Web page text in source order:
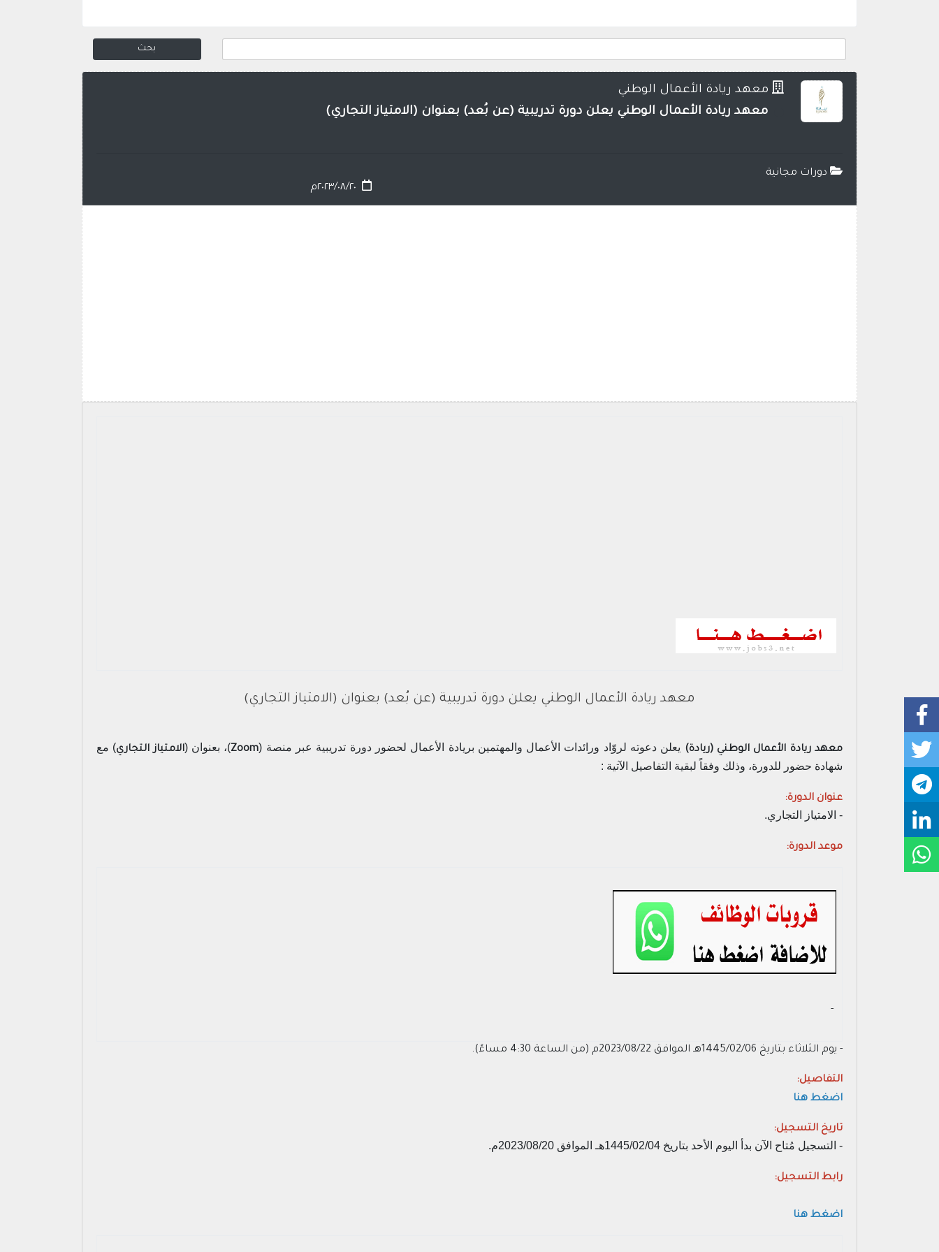
معهد ريادة الأعمال الوطني
معهد ريادة الأعمال الوطني يعلن دورة تدريبية (عن بُعد) بعنوان (الامتياز التجاري)
دورات مجانية
٢٠٢٣/٠٨/٢٠م
معهد ريادة الأعمال الوطني يعلن دورة تدريبية (عن بُعد) بعنوان (الامتياز التجاري)
معهد ريادة الأعمال الوطني (ريادة) يعلن دعوته لروّاد ورائدات الأعمال والمهتمين بريادة الأعمال لحضور دورة تدريبية عبر منصة (Zoom)، بعنوان (الامتياز التجاري) مع
شهادة حضور للدورة، وذلك وفقاً لبقية التفاصيل الآتية :
عنوان الدورة:
- الامتياز التجاري.
موعد الدورة:
- ‏
- يوم الثلاثاء بتاريخ 1445/02/06هـ الموافق 2023/08/22م (من الساعة 4:30 مساءً).
التفاصيل:
اضغط هنا
تاريخ التسجيل:
- التسجيل مُتاح الآن بدأ اليوم الأحد بتاريخ 1445/02/04هـ الموافق 2023/08/20م.
رابط التسجيل:
اضغط هنا